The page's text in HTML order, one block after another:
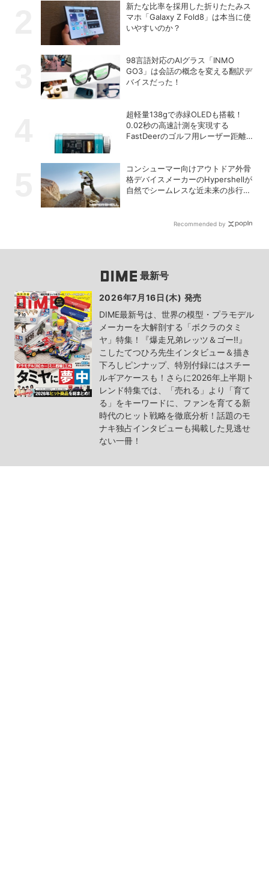
新たな比率を採用した折りたたみス
マホ「Galaxy Z Fold8」は本当に使
いやすいのか？
98言語対応のAIグラス「INMO
GO3」は会話の概念を変える翻訳デ
バイスだった！
超軽量138gで赤緑OLEDも搭載！
0.02秒の高速計測を実現する
FastDeerのゴルフ用レーザー距離計
コンシューマー向けアウトドア外骨
格デバイスメーカーのHypershellが
自然でシームレスな近未来の歩行体
Recommended by
最新号
2026年7月16日(木) 発売
DIME最新号は、世界の模型・プラモデル
メーカーを大解剖する「ボクラのタミ
ヤ」特集！『爆走兄弟レッツ＆ゴー!!』
こしたてつひろ先生インタビュー＆描き
下ろしピンナップ、特別付録にはスチー
ルギアケースも！さらに2026年上半期ト
レンド特集では、「売れる」より「育て
る」をキーワードに、ファンを育てる新
時代のヒット戦略を徹底分析！話題のモ
ナキ独占インタビューも掲載した見逃せ
ない一冊！